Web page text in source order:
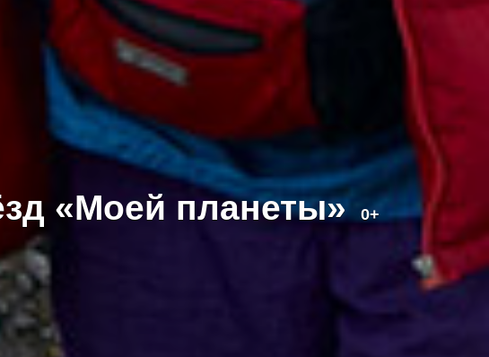
«Моей планеты» 0+